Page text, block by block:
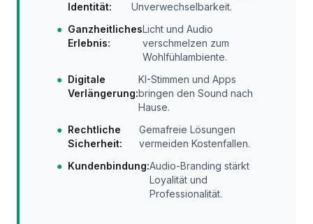
Identität:
Unverwechselbarkeit.
● Ganzheitliches
Erlebnis:
Licht und Audio
verschmelzen zum
Wohlfühlambiente.
● Digitale
Verlängerung:
KI-Stimmen und Apps
bringen den Sound nach
Hause.
● Rechtliche
Sicherheit:
Gemafreie Lösungen
vermeiden Kostenfallen.
● Kundenbindung:Audio-Branding stärkt
Loyalität und
Professionalität.